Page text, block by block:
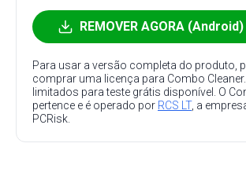
REMOVER AGORA (Android)
Para usar a versão completa do produto,
comprar uma licença para Combo
limitados para teste grátis disponível. O
pertence e é operado por RCS LT, a
PCRisk.